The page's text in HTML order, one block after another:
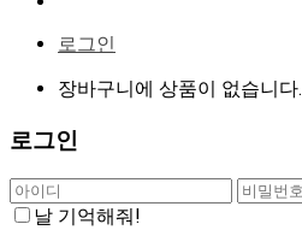
로그인
장바구니에 상품이 없습니다.
로그인
날 기억해줘!